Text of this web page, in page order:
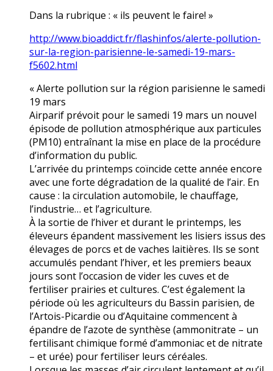
Dans la rubrique : « ils peuvent le faire! »
http://www.bioaddict.fr/flashinfos/alerte-pollution-
sur-la-region-parisienne-le-samedi-19-mars-
f5602.html
« Alerte pollution sur la région parisienne le samedi
19 mars
Airparif prévoit pour le samedi 19 mars un nouvel
épisode de pollution atmosphérique aux particules
(PM10) entraînant la mise en place de la procédure
d’information du public.
L’arrivée du printemps coïncide cette année encore
avec une forte dégradation de la qualité de l’air. En
cause : la circulation automobile, le chauffage,
l’industrie… et l’agriculture.
À la sortie de l’hiver et durant le printemps, les
éleveurs épandent massivement les lisiers issus des
élevages de porcs et de vaches laitières. Ils se sont
accumulés pendant l’hiver, et les premiers beaux
jours sont l’occasion de vider les cuves et de
fertiliser prairies et cultures. C’est également la
période où les agriculteurs du Bassin parisien, de
l’Artois-Picardie ou d’Aquitaine commencent à
épandre de l’azote de synthèse (ammonitrate – un
fertilisant chimique formé d’ammoniac et de nitrate
– et urée) pour fertiliser leurs céréales.